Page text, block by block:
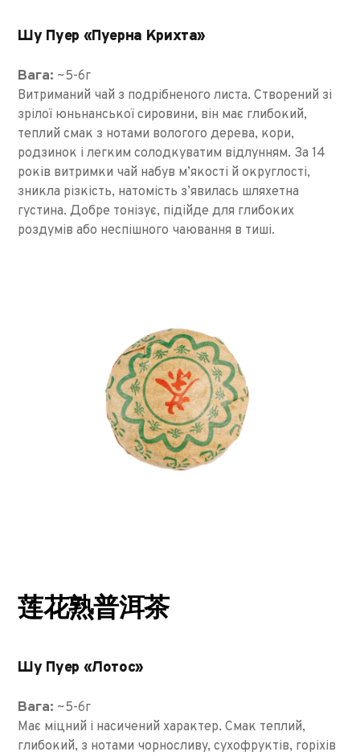
Шу Пуер «Пуерна Крихта»
Вага: ~5-6г
Витриманий чай з подрібненого листа. Створений зі
зрілої юньнанської сировини, він має глибокий,
теплий смак з нотами вологого дерева, кори,
родзинок і легким солодкуватим відлунням. За 14
років витримки чай набув м’якості й округлості,
зникла різкість, натомість з’явилась шляхетна
густина. Добре тонізує, підійде для глибоких
роздумів або неспішного чаювання в тиші.
莲花熟普洱茶
Шу Пуер «Лотос»
Вага: ~5-6г
Має міцний і насичений характер. Смак теплий,
глибокий, з нотами чорносливу, сухофруктів, горіхів